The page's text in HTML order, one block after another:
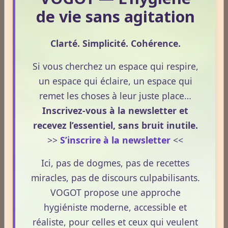
3mm chez le sujet caucasien.
En périphérie, elle s’en approche, sans toutefois l’atteindre,
B - FACE POSTÉRIEURE DE L’IRIS :
Uniformément noire, elle présente trois types de plis :
– les plis de contraction de Schwalbe, lignes radiaires minces
situées au pourtour de la pupille ;
– les plis structuraux de Schwalbe, lignes radiaires tendues de
– les plis circulaires, concentriques à la pupille, liés à des
différences d’épaisseur de l’épithélium pigmenté.
Rapports de la face postérieure :
de vie sans agitation
Clarté. Simplicité. Cohérence.
Si vous cherchez un espace qui respire,
un espace qui éclaire, un espace qui
remet les choses à leur juste place…
Inscrivez-vous à la newsletter et
recevez l’essentiel, sans bruit inutile.
>> S’inscrire à la newsletter <<
Ici, pas de dogmes, pas de recettes
miracles, pas de discours culpabilisants.
VOGOT propose une approche
hygiéniste moderne, accessible et
réaliste, pour celles et ceux qui veulent